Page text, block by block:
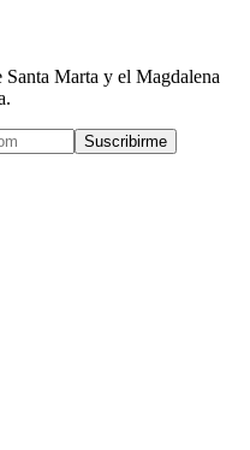
Santa Marta y el Magdalena
Suscribirme